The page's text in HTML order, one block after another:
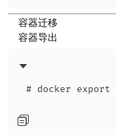
​ 容器迁移
​ 容器导出